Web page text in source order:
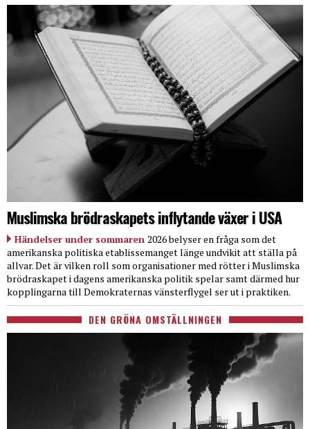
Muslimska brödraskapets inflytande växer i USA
Händelser under sommaren 2026 belyser en fråga som det
amerikanska politiska etablissemanget länge undvikit att ställa på
allvar. Det är vilken roll som organisationer med rötter i Muslimska
brödraskapet i dagens amerikanska politik spelar samt därmed hur
kopplingarna till Demokraternas vänsterflygel ser ut i praktiken.
DEN GRÖNA OMSTÄLLNINGEN